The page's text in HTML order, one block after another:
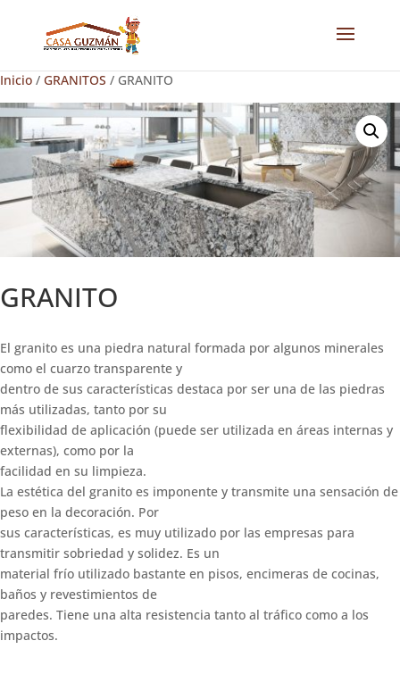
Inicio / GRANITOS / GRANITO
GRANITO
El granito es una piedra natural formada por algunos minerales
como el cuarzo transparente y
dentro de sus características destaca por ser una de las piedras
más utilizadas, tanto por su
flexibilidad de aplicación (puede ser utilizada en áreas internas y
externas), como por la
facilidad en su limpieza.
La estética del granito es imponente y transmite una sensación de
peso en la decoración. Por
sus características, es muy utilizado por las empresas para
transmitir sobriedad y solidez. Es un
material frío utilizado bastante en pisos, encimeras de cocinas,
baños y revestimientos de
paredes. Tiene una alta resistencia tanto al tráfico como a los
impactos.